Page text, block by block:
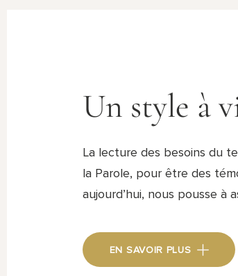
Un style à
La lecture des besoins du
la Parole, pour être des
aujourd’hui, nous pousse à
EN SAVOIR PLUS